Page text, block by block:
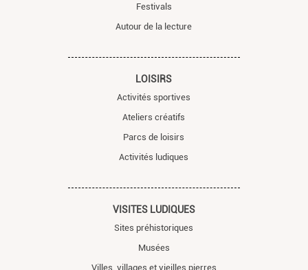
Festivals
Autour de la lecture
LOISIRS
Activités sportives
Ateliers créatifs
Parcs de loisirs
Activités ludiques
VISITES LUDIQUES
Sites préhistoriques
Musées
Villes, villages et vieilles pierres